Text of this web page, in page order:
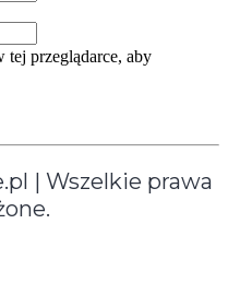
tej przeglądarce, aby
| Wszelkie prawa